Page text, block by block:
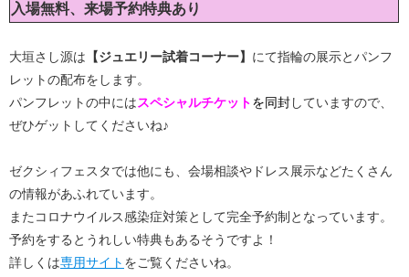
入場無料、来場予約特典あり
大垣さし源は 【ジュエリー試着コーナー】 にて指輪の展示とパンフ
レットの配布をします。
パンフレットの中にはスペシャルチケットを同封していますので、
ぜひゲットしてくださいね♪
ゼクシィフェスタでは他にも、会場相談やドレス展示などたくさん
の情報があふれています。
またコロナウイルス感染症対策として完全予約制となっています。
予約をするとうれしい特典もあるそうですよ！
詳しくは専用サイト をご覧くださいね。